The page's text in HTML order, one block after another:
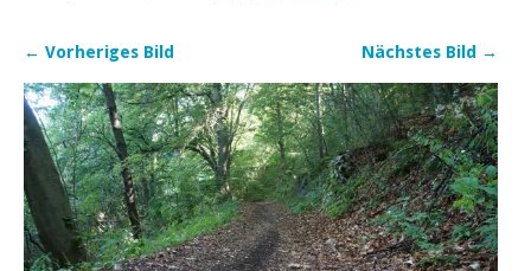
← Vorheriges Bild Nächstes Bild →